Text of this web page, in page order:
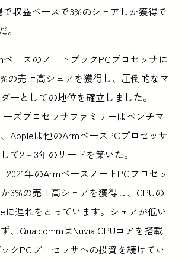
収益ベースで3%のシェアしか獲得で
。
ベースのノートブックPCプロセッサに
の売上高シェアを獲得し、圧倒的なマ
ーとしての地位を確立しました。
ーズプロセッサファミリーはベンチマ
Appleは他のArmベースPCプロセッサ
て2～3年のリードを築いた。
2021年のArmベースノートPCプロセッ
3%の売上高シェアを獲得し、CPUの
に遅れをとっています。シェアが低い
、QualcommはNuvia CPUコアを搭載
クPCプロセッサへの投資を続けてい